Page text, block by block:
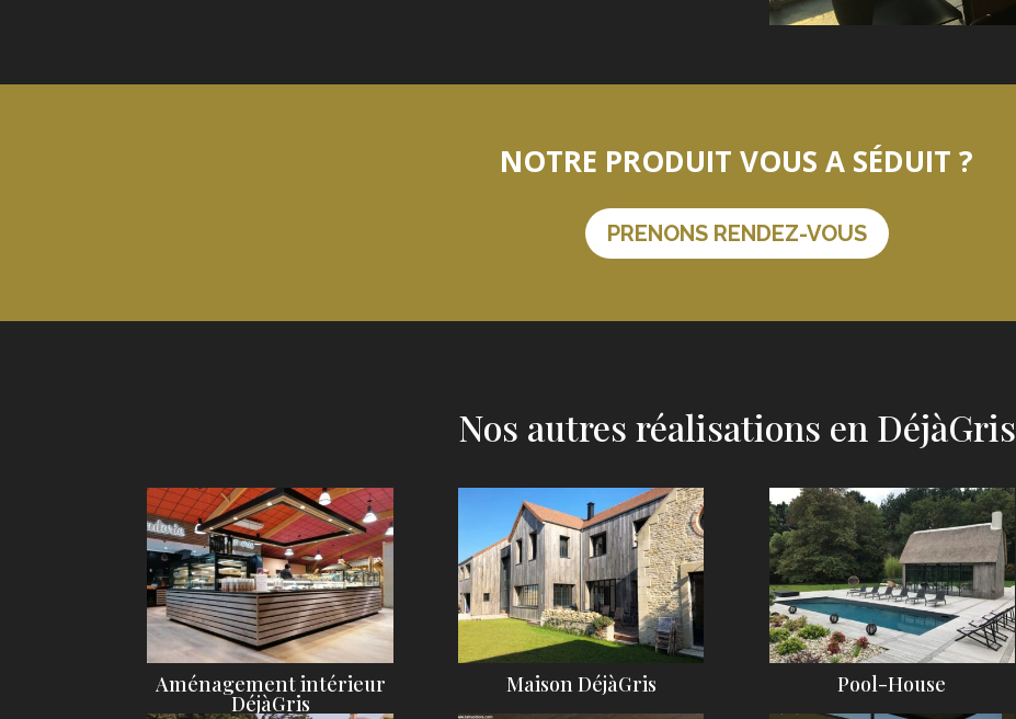
NOTRE PRODUIT VOUS A SÉDUIT ?
PRENONS RENDEZ-VOUS
Nos autres réalisations en DéjàGris
Aménagement intérieur
DéjàGris
Maison DéjàGris Pool-House